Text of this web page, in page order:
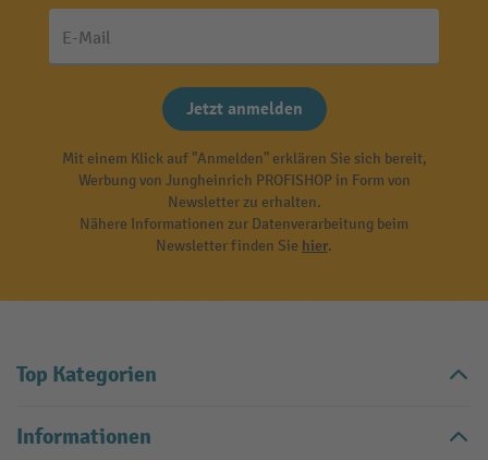
E-Mail
Jetzt anmelden
Mit einem Klick auf "Anmelden" erklären Sie sich bereit,
Werbung von Jungheinrich PROFISHOP in Form von
Newsletter zu erhalten.
Nähere Informationen zur Datenverarbeitung beim
Newsletter finden Sie hier.
Top Kategorien
Informationen